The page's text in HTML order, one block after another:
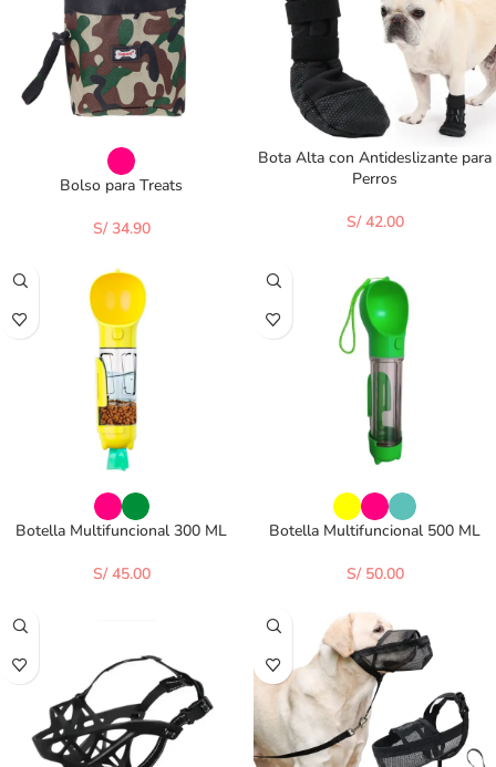
Bolso para Treats
S/34.90
Bota Alta con Antideslizante para
Perros
S/42.00
Botella Multifuncional 300 ML
S/45.00
Botella Multifuncional 500 ML
S/50.00